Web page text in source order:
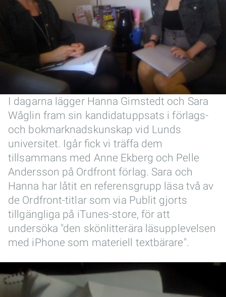
I dagarna lägger Hanna Gimstedt och Sara
Wåglin fram sin kandidatuppsats i förlags-
och bokmarknadskunskap vid Lunds
universitet. Igår fick vi träffa dem
tillsammans med Anne Ekberg och Pelle
Andersson på Ordfront förlag. Sara och
Hanna har låtit en referensgrupp läsa två av
de Ordfront-titlar som via Publit gjorts
tillgängliga på iTunes-store, för att
undersöka "den skönlitterära läsupplevelsen
med iPhone som materiell textbärare".